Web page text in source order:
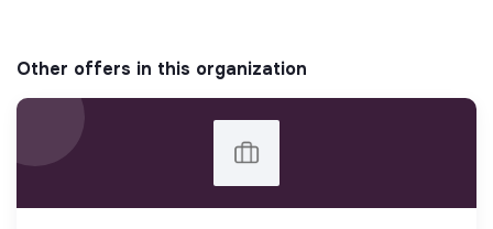
Other offers in this organization